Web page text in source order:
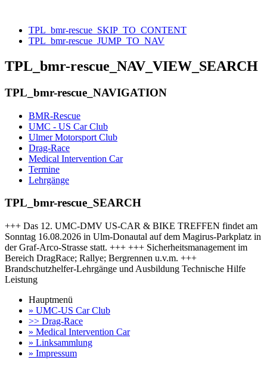
TPL_bmr-rescue_SKIP_TO_CONTENT
TPL_bmr-rescue_JUMP_TO_NAV
TPL_bmr-rescue_NAV_VIEW_SEARCH
TPL_bmr-rescue_NAVIGATION
BMR-Rescue
UMC - US Car Club
Ulmer Motorsport Club
Drag-Race
Medical Intervention Car
Termine
Lehrgänge
TPL_bmr-rescue_SEARCH
+++ Das 12. UMC-DMV US-CAR & BIKE TREFFEN findet am
Sonntag 16.08.2026 in Ulm-Donautal auf dem Magirus-Parkplatz in
der Graf-Arco-Strasse statt. +++ +++ Sicherheitsmanagement im
Bereich DragRace; Rallye; Bergrennen u.v.m. +++
Brandschutzhelfer-Lehrgänge und Ausbildung Technische Hilfe
Leistung
Hauptmenü
» UMC-US Car Club
>> Drag-Race
» Medical Intervention Car
» Linksammlung
» Impressum